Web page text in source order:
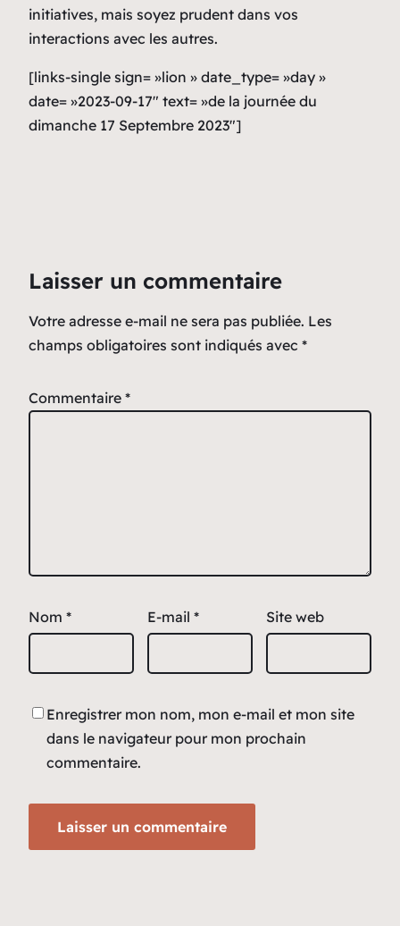
initiatives, mais soyez prudent dans vos
interactions avec les autres.
[links-single sign= »lion » date_type= »day »
date= »2023-09-17″ text= »de la journée du
dimanche 17 Septembre 2023″]
Laisser un commentaire
Votre adresse e-mail ne sera pas publiée. Les
champs obligatoires sont indiqués avec *
Commentaire *
Nom * E-mail * Site web
Enregistrer mon nom, mon e-mail et mon site
dans le navigateur pour mon prochain
commentaire.